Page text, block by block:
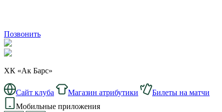
Позвонить
ХК «Ак Барс»
Сайт клуба Магазин атрибутики
Билеты на матчи
Мобильные приложения